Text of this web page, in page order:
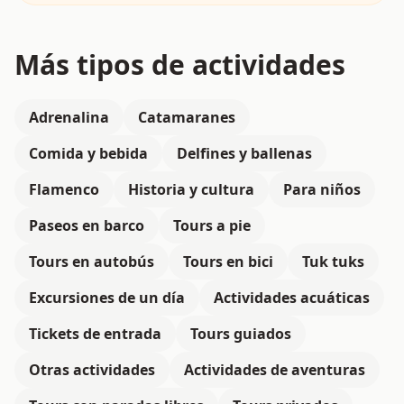
Más tipos de actividades
Adrenalina
Catamaranes
Comida y bebida
Delfines y ballenas
Flamenco
Historia y cultura
Para niños
Paseos en barco
Tours a pie
Tours en autobús
Tours en bici
Tuk tuks
Excursiones de un día
Actividades acuáticas
Tickets de entrada
Tours guiados
Otras actividades
Actividades de aventuras